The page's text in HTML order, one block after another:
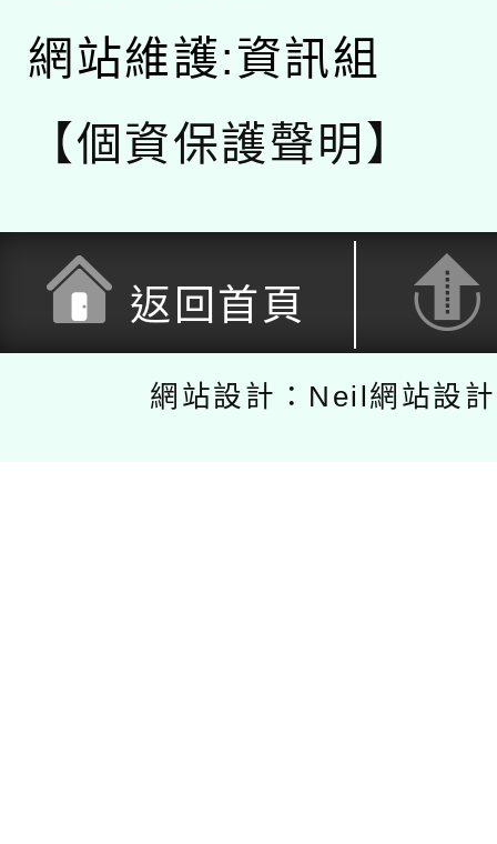
網站維護:資訊組
【個資保護聲明】
返回首頁
網站設計：Neil網站設